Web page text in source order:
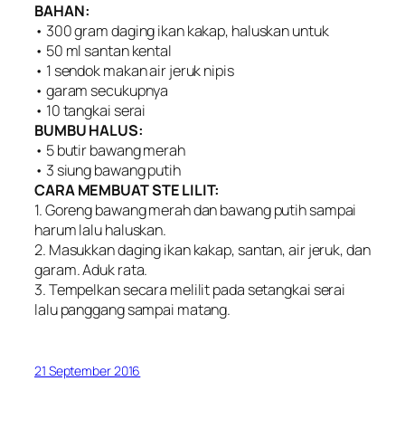
BAHAN:
• 300 gram daging ikan kakap, haluskan untuk
• 50 ml santan kental
• 1 sendok makan air jeruk nipis
• garam secukupnya
• 10 tangkai serai
BUMBU HALUS:
• 5 butir bawang merah
• 3 siung bawang putih
CARA MEMBUAT STE LILIT:
1. Goreng bawang merah dan bawang putih sampai
harum lalu haluskan.
2. Masukkan daging ikan kakap, santan, air jeruk, dan
garam. Aduk rata.
3. Tempelkan secara melilit pada setangkai serai
lalu panggang sampai matang.
21 September 2016